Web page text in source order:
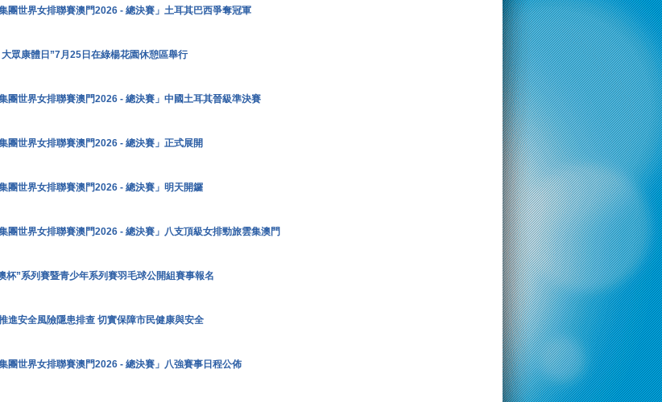
集團世界女排聯賽澳門2026 - 總決賽」土耳其巴西爭奪冠軍
大眾康體日”7月25日在綠楊花園休憩區舉行
集團世界女排聯賽澳門2026 - 總決賽」中國土耳其晉級準決賽
集團世界女排聯賽澳門2026 - 總決賽」正式展開
集團世界女排聯賽澳門2026 - 總決賽」明天開鑼
集團世界女排聯賽澳門2026 - 總決賽」八支頂級女排勁旅雲集澳門
杯”系列賽暨青少年系列賽羽毛球公開組賽事報名
進安全風險隱患排查 切實保障市民健康與安全
集團世界女排聯賽澳門2026 - 總決賽」八強賽事日程公佈